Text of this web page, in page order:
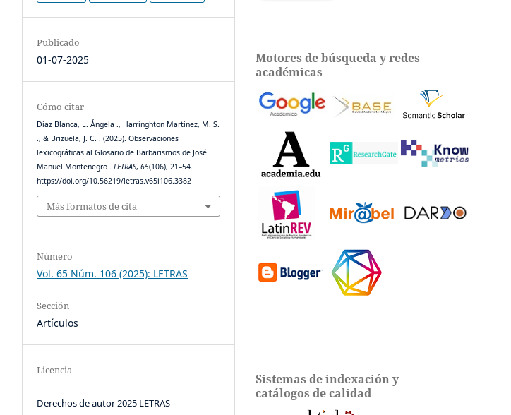
Publicado
01-07-2025
Cómo citar
Díaz Blanca, L. Ángela ., Harringhton Martínez, M. S.
., & Brizuela, J. C. . (2025). Observaciones
lexicográficas al Glosario de Barbarismos de José
Manuel Montenegro .LETRAS,65(106), 21–54.
https://doi.org/10.56219/letras.v65i106.3382
Más formatos de cita
Número
Vol. 65 Núm. 106 (2025): LETRAS
Sección
Artículos
Licencia
Derechos de autor 2025 LETRAS
Motores de búsqueda y redes
académicas
Sistemas de indexación y
catálogos de calidad